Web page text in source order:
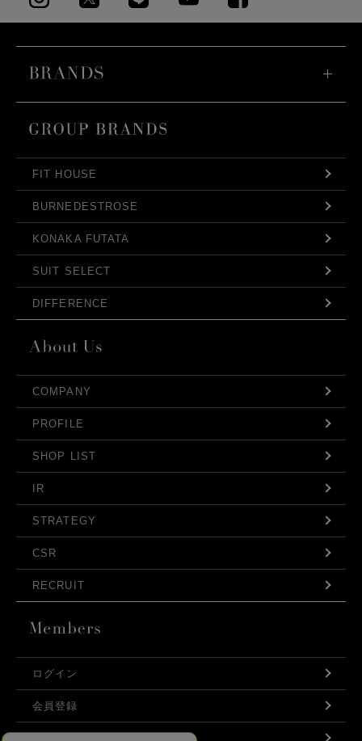
FIT HOUSE
BURNEDESTROSE
KONAKA FUTATA
SUIT SELECT
DIFFERENCE
COMPANY
PROFILE
SHOP LIST
IR
STRATEGY
CSR
RECRUIT
ログイン
会員登録